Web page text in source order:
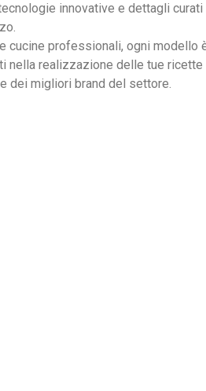
innovative e dettagli
professionali, ogni modello
nella realizzazione delle tue
dei migliori brand del settore.
Nardi poltrona Folio Rocking
€
-18%